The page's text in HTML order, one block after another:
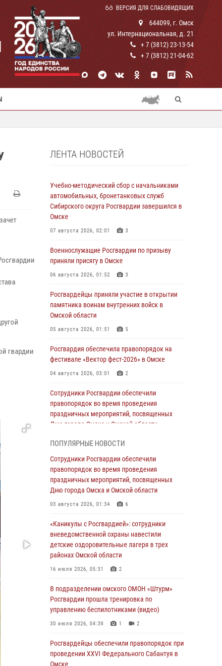
ВЕРСИЯ ДЛЯ СЛАБОВИДЯЩИХ
644099, г. Омск
ул. Интернациональная, д. 21
+ 7 (3812) 23-13-54
+ 7 (3812) 21-04-62
гвардии
ЛЕНТА НОВОСТЕЙ
Учебно-методический сбор с начальниками
автомобильных, бронетанковых служб
Сибирского округа Росгвардии завершился в
Омске
07 августа 2026, 02:01 3
Военнослужащие Росгвардии по призыву
приняли присягу в Омске
06 августа 2026, 01:52 3
Росгвардейцы приняли участие в открытии
памятника воинам внутренних войск в
Омской области
05 августа 2026, 01:51 5
Росгвардия обеспечила правопорядок на
фестивале «Вектор фест-2026» в Омске
04 августа 2026, 03:01 2
Сотрудники Росгвардии обеспечили
правопорядок во время проведения
праздничных мероприятий, посвященных
Дню города Омска и Омской области
Всероссийская акция «Каникулы с
Росгвардией» продолжается в Омской
области
31 июля 2026, 09:22 1
Росгвардии прошла тренировка по
управлению беспилотниками (видео)
30 июля 2026, 04:39 1 2
Росгвардия обеспечила безопасность
Победы» в Омске
29 июля 2026, 01:49 2
Росгвардейцы приняли участие в крестном
28 июля 2026, 01:44 6
ПОПУЛЯРНЫЕ НОВОСТИ
Сотрудники Росгвардии обеспечили
правопорядок во время проведения
праздничных мероприятий, посвященных
Дню города Омска и Омской области
03 августа 2026, 01:34 6
«Каникулы с Росгвардией»: сотрудники
вневедомственной охраны навестили
детские оздоровительные лагеря в трех
районах Омской области
16 июля 2026, 05:31 2
В подразделении омского ОМОН «Штурм»
Росгвардии прошла тренировка по
управлению беспилотниками (видео)
30 июля 2026, 04:39 1 2
Росгвардейцы обеcпечили правопорядок при
проведении XXVI Федерального Сабантуя в
Омске